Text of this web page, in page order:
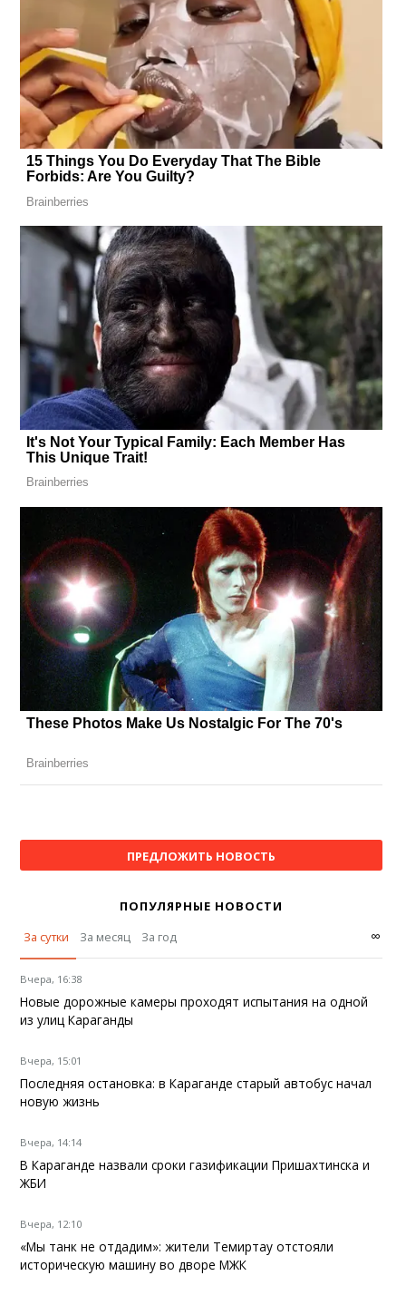
ПРЕДЛОЖИТЬ НОВОСТЬ
ПОПУЛЯРНЫЕ НОВОСТИ
За сутки
За месяц За год ∞
Вчера, 16:38
Новые дорожные камеры проходят испытания на одной
из улиц Караганды
Вчера, 15:01
Последняя остановка: в Караганде старый автобус начал
новую жизнь
Вчера, 14:14
В Караганде назвали сроки газификации Пришахтинска и
ЖБИ
Вчера, 12:10
«Мы танк не отдадим»: жители Темиртау отстояли
историческую машину во дворе МЖК